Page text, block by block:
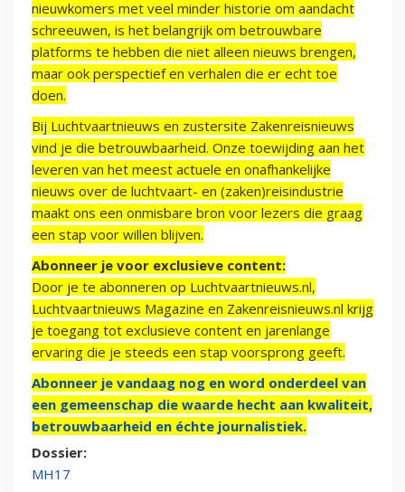
nieuwkomers met veel minder historie om aandacht
schreeuwen, is het belangrijk om betrouwbare
platforms te hebben die niet alleen nieuws brengen,
maar ook perspectief en verhalen die er echt toe
doen.
Bij Luchtvaartnieuws en zustersite Zakenreisnieuws
vind je die betrouwbaarheid. Onze toewijding aan het
leveren van het meest actuele en onafhankelijke
nieuws over de luchtvaart- en (zaken)reisindustrie
maakt ons een onmisbare bron voor lezers die graag
een stap voor willen blijven.
Abonneer je voor exclusieve content:
Door je te abonneren op Luchtvaartnieuws.nl,
Luchtvaartnieuws Magazine en Zakenreisnieuws.nl krijg
je toegang tot exclusieve content en jarenlange
ervaring die je steeds een stap voorsprong geeft.
Abonneer je vandaag nog en word onderdeel van
een gemeenschap die waarde hecht aan kwaliteit,
betrouwbaarheid en échte journalistiek.
Dossier:
MH17